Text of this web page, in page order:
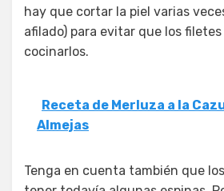
hay que cortar la piel varias
afilado) para evitar que los filetes
cocinarlos.
Receta de Merluza a la
Almejas
Tenga en cuenta también que